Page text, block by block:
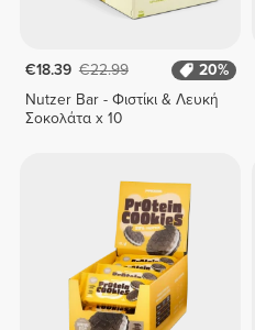
€18.39 €22.99
20%
Nutzer Bar - Φιστίκι & Λευκή
Σοκολάτα x 10